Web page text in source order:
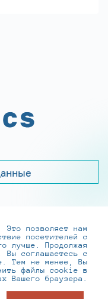
250-0-260
2Б строение 1
позволяет нам
посетителей с
лучше. Продолжая
Вы соглашаетесь с
Тем не менее, Вы
файлы cookie в
Вашего браузера.